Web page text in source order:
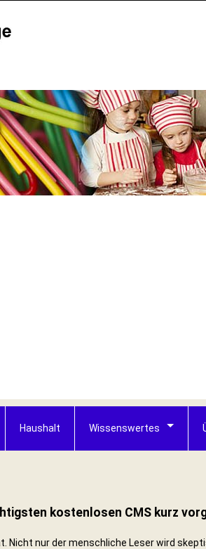
Haushalt Wissenswertes
kostenlosen CMS kurz
Nicht nur der menschliche Leser wird